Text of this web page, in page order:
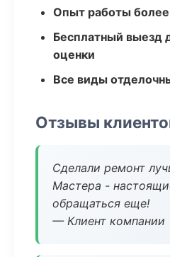
Опыт работы более
Бесплатный выезд
оценки
Все виды
Отзывы
Сделали ремонт
Мастера -
обращаться еще!
— Клиент компании